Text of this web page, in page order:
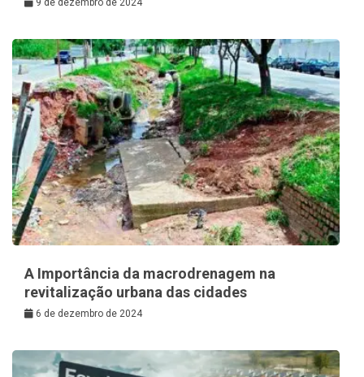
9 de dezembro de 2024
A Importância da macrodrenagem na
revitalização urbana das cidades
6 de dezembro de 2024